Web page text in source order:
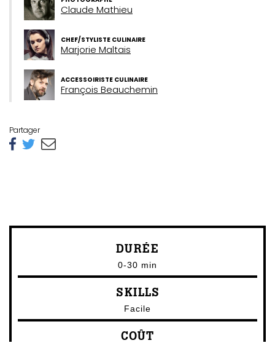
Claude Mathieu
CHEF/STYLISTE CULINAIRE
Marjorie Maltais
ACCESSOIRISTE CULINAIRE
François Beauchemin
Partager
DURÉE
0-30 min
SKILLS
Facile
COÛT